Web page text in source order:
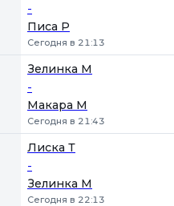
-
Писа Р
Сегодня в 21:13
Зелинка М
-
Макара М
Сегодня в 21:43
Лиска Т
-
Зелинка М
Сегодня в 22:13